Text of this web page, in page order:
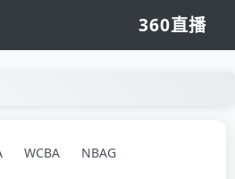
360直播
WCBA
NBAG